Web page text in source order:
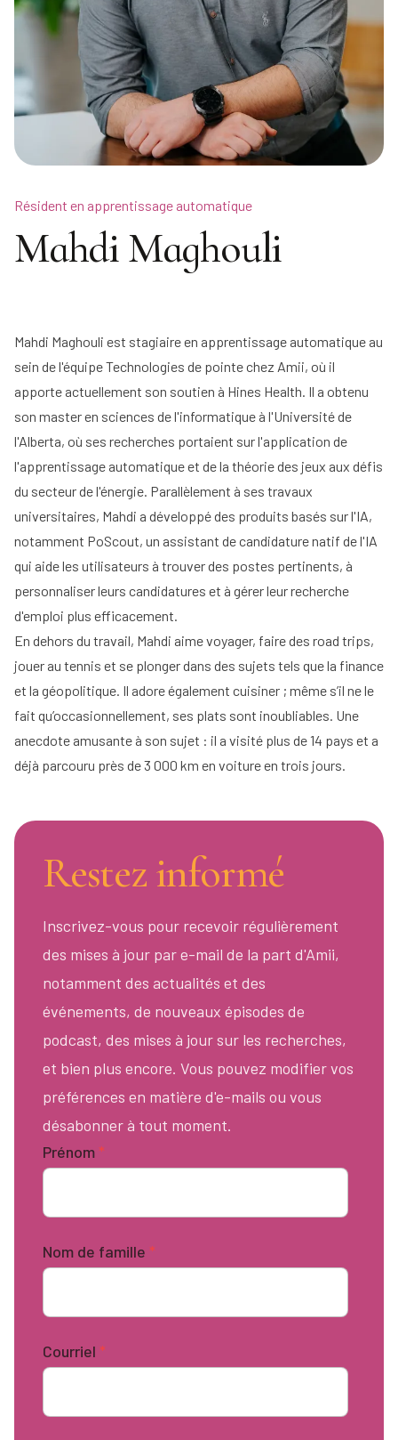
Résident en apprentissage automatique
Mahdi Maghouli
Mahdi Maghouli est stagiaire en apprentissage automatique au
sein de l'équipe Technologies de pointe chez Amii, où il
apporte actuellement son soutien à Hines Health. Il a obtenu
son master en sciences de l'informatique à l'Université de
l'Alberta, où ses recherches portaient sur l'application de
l'apprentissage automatique et de la théorie des jeux aux défis
du secteur de l'énergie. Parallèlement à ses travaux
universitaires, Mahdi a développé des produits basés sur l'IA,
notamment PoScout, un assistant de candidature natif de l'IA
qui aide les utilisateurs à trouver des postes pertinents, à
personnaliser leurs candidatures et à gérer leur recherche
d'emploi plus efficacement.
En dehors du travail, Mahdi aime voyager, faire des road trips,
jouer au tennis et se plonger dans des sujets tels que la finance
et la géopolitique. Il adore également cuisiner ; même s’il ne le
fait qu’occasionnellement, ses plats sont inoubliables. Une
anecdote amusante à son sujet : il a visité plus de 14 pays et a
déjà parcouru près de 3 000 km en voiture en trois jours.
Restez informé
Inscrivez-vous pour recevoir régulièrement
des mises à jour par e-mail de la part d'Amii,
notamment des actualités et des
événements, de nouveaux épisodes de
podcast, des mises à jour sur les recherches,
et bien plus encore. Vous pouvez modifier vos
préférences en matière d'e-mails ou vous
désabonner à tout moment.
Prénom*
Nom de famille *
Courriel *